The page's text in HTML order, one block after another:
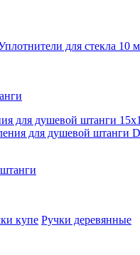
для стекла 10
для душевой штанги
для душевой штанги
купе Ручки деревянные